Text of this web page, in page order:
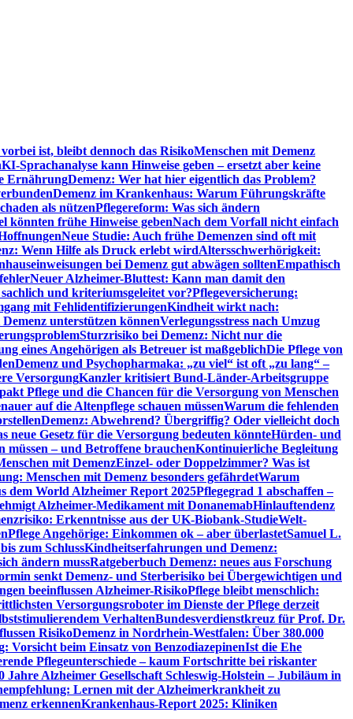
ist, bleibt dennoch das RisikoMenschen mit Demenz
KI-Sprachanalyse kann Hinweise geben – ersetzt aber keine
ErnährungDemenz: Wer hat hier eigentlich das Problem?
Demenz im Krankenhaus: Warum Führungskräfte
als nützenPflegereform: Was sich ändern
könnten frühe Hinweise gebenNach dem Vorfall nicht einfach
Neue Studie: Auch frühe Demenzen sind oft mit
Wenn Hilfe als Druck erlebt wirdAltersschwerhörigkeit:
bei Demenz gut abwägen solltenEmpathisch
Neuer Alzheimer-Bluttest: Kann man damit den
und kriteriumsgeleitet vor?Pflegeversicherung:
mit FehlidentifizierungenKindheit wirkt nach:
unterstützen könnenVerlegungsstress nach Umzug
Sturzrisiko bei Demenz: Nicht nur die
eines Angehörigen als Betreuer ist maßgeblichDie Pflege von
Demenz und Psychopharmaka: „zu viel“ ist oft „zu lang“ –
VersorgungKanzler kritisiert Bund-Länder-Arbeitsgruppe
Pflege und die Chancen für die Versorgung von Menschen
auf die Altenpflege schauen müssenWarum die fehlenden
Demenz: Abwehrend? Übergriffig? Oder vielleicht doch
neue Gesetz für die Versorgung bedeuten könnteHürden- und
– und Betroffene brauchenKontinuierliche Begleitung
mit DemenzEinzel- oder Doppelzimmer? Was ist
Menschen mit Demenz besonders gefährdetWarum
dem World Alzheimer Report 2025Pflegegrad 1 abschaffen –
Alzheimer-Medikament mit DonanemabHinlauftendenz
Erkenntnisse aus der UK-Biobank-StudieWelt-
Pflege Angehörige: Einkommen ok – aber überlastetSamuel L.
zum SchlussKindheitserfahrungen und Demenz:
ändern mussRatgeberbuch Demenz: neues aus Forschung
senkt Demenz- und Sterberisiko bei Übergewichtigen und
beeinflussen Alzheimer-RisikoPflege bleibt menschlich:
Versorgungsroboter im Dienste der Pflege derzeit
VerhaltenBundesverdienstkreuz für Prof. Dr.
RisikoDemenz in Nordrhein-Westfalen: Über 380.000
Vorsicht beim Einsatz von BenzodiazepinenIst die Ehe
Pflegeunterschiede – kaum Fortschritte bei riskanter
Jahre Alzheimer Gesellschaft Schleswig-Holstein – Jubiläum in
Lernen mit der Alzheimerkrankheit zu
erkennenKrankenhaus-Report 2025: Kliniken